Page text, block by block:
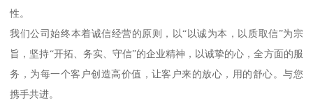
性。
我们公司始终本着诚信经营的原则，以“以诚为本，以质取信”为宗
旨，坚持“开拓、务实、守信”的企业精神，以诚挚的心，全方面的服
务，为每一个客户创造高价值，让客户来的放心，用的舒心。与您
携手共进。